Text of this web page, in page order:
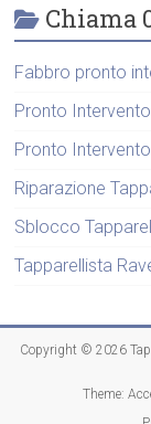
Chiama
Fabbro pronto
Pronto
Pronto
Riparazione
Sblocco
Tapparellista
Copyright © 2026
Theme: